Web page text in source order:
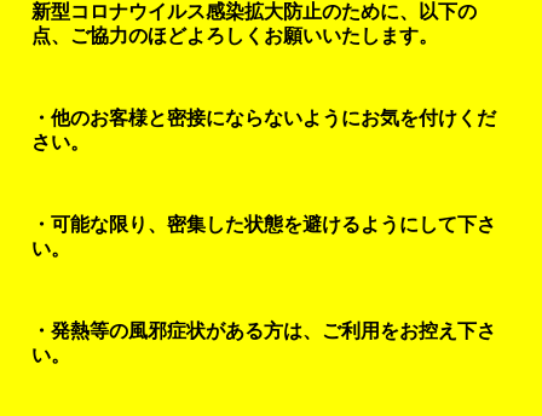
新型コロナウイルス感染拡大防止のために、以下の
点、ご協力のほどよろしくお願いいたします。
・他のお客様と密接にならないようにお気を付けくだ
さい。
・可能な限り、密集した状態を避けるようにして下さ
い。
・発熱等の風邪症状がある方は、ご利用をお控え下さ
い。